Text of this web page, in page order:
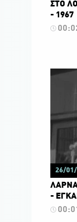
ΣΤΟ
- 1967
26/
-